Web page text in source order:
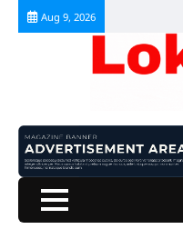
Skip
Aug 9, 2026